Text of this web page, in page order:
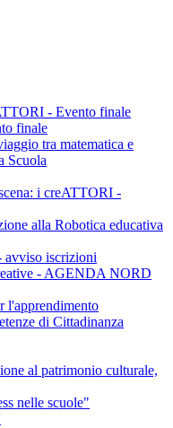
- Evento finale
finale
tra matematica e
Scuola
i creATTORI -
alla Robotica educativa
iscrizioni
- AGENDA NORD
l'apprendimento
di Cittadinanza
al patrimonio culturale,
nelle scuole"